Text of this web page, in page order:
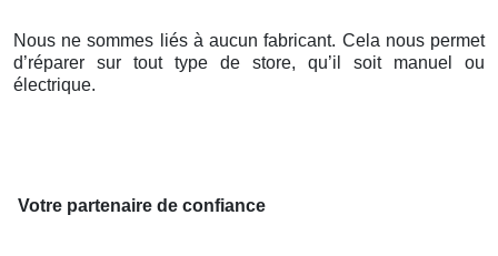
Nous ne sommes liés à aucun fabricant. Cela nous permet
d’réparer sur tout type de store, qu’il soit manuel ou
électrique.
Votre partenaire de confiance